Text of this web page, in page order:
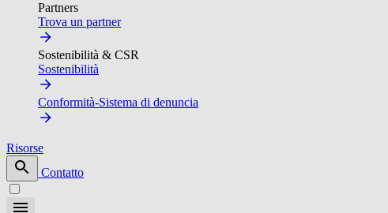
Partners
Trova un partner
Sostenibilità & CSR
Sostenibilità
Conformità-Sistema di denuncia
Risorse
Contatto